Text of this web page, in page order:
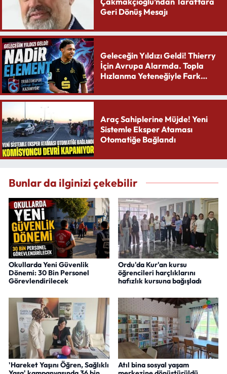
Geri Dönüş Mesajı
Geleceğin Yıldızı Geldi! Thierry
İçin Avrupa Alarmda. Topla
Hızlanma Yeteneğiyle Fark
Araç Sahiplerine Müjde! Yeni
Sistemle Eksper Ataması
Otomatiğe Bağlandı
Bunlar da ilginizi çekebilir
Okullarda Yeni Güvenlik
Dönemi: 30 Bin Personel
Görevlendirilecek
Ordu'da Kur'an kursu
öğrencileri harçlıklarını
hafızlık kursuna bağışladı
'Hareket Yaşını Öğren, Sağlıklı
Atıl bina sosyal yaşam